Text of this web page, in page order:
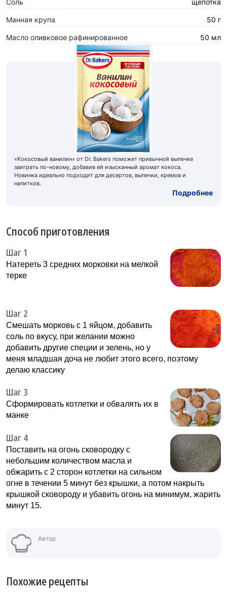
Манная крупа 50 г
Масло оливковое рафинированное 50 мл
«Кокосовый ванилин» от Dr. Bakers поможет привычной выпечке
заиграть по-новому, добавив ей изысканный аромат кокоса.
Новинка идеально подходит для десертов, выпечки, кремов и
напитков.
Подробнее
Способ приготовления
Шаг 1
Натереть 3 средних морковки на мелкой
терке
Шаг 2
Смешать морковь с 1 яйцом, добавить
соль по вкусу, при желании можно
добавить другие специи и зелень, но у
меня младшая доча не любит этого всего, поэтому
делаю классику
Шаг 3
Сформировать котлетки и обвалять их в
манке
Шаг 4
Поставить на огонь сковородку с
небольшим количеством масла и
обжарить с 2 сторон котлетки на сильном
огне в течении 5 минут без крышки, а потом накрыть
крышкой сковороду и убавить огонь на минимум, жарить
минут 15.
Автор
Похожие рецепты